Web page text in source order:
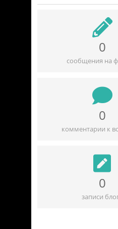
0
сообщения на
0
комментарии к
0
записи